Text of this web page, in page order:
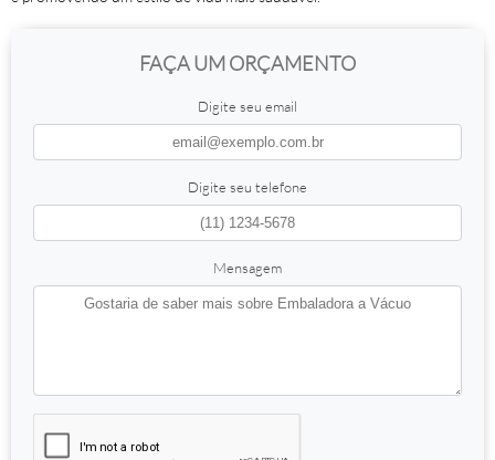
FAÇA UM ORÇAMENTO
Digite seu email
Digite seu telefone
Mensagem